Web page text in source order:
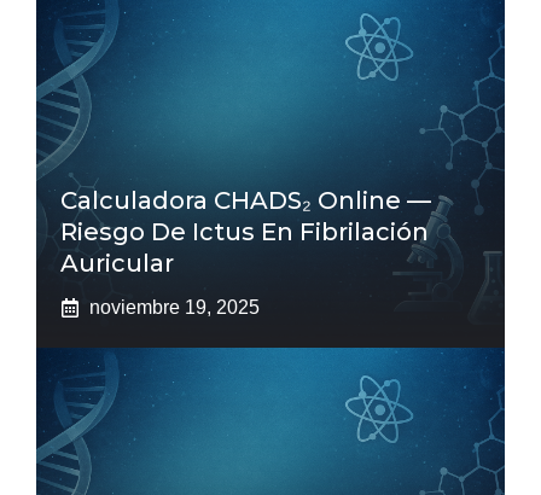
Calculadora CHADS₂ Online —
Riesgo De Ictus En Fibrilación
Auricular
noviembre 19, 2025